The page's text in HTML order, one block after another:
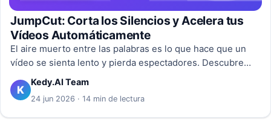
JumpCut: Corta los Silencios y Acelera tus
Vídeos Automáticamente
El aire muerto entre las palabras es lo que hace que un
vídeo se sienta lento y pierda espectadores. Descubre
cómo Kedy.AI JumpCut corta esos silencios desde la
transcripción, sin trocear palabras ni respiraciones, con
un solo deslizador.
K
Kedy.AI Team
24 jun 2026 · 14 min de lectura